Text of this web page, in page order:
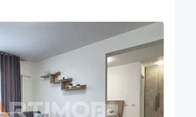
COMISION 50%
zona Coresi
7